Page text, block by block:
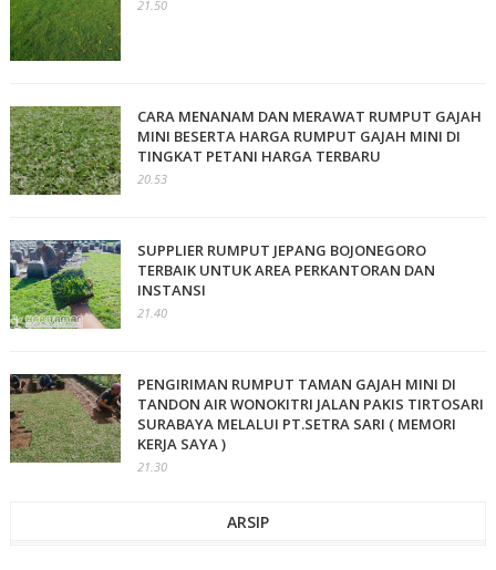
21.50
CARA MENANAM DAN MERAWAT RUMPUT GAJAH
MINI BESERTA HARGA RUMPUT GAJAH MINI DI
TINGKAT PETANI HARGA TERBARU
20.53
SUPPLIER RUMPUT JEPANG BOJONEGORO
TERBAIK UNTUK AREA PERKANTORAN DAN
INSTANSI
21.40
PENGIRIMAN RUMPUT TAMAN GAJAH MINI DI
TANDON AIR WONOKITRI JALAN PAKIS TIRTOSARI
SURABAYA MELALUI PT.SETRA SARI ( MEMORI
KERJA SAYA )
21.30
ARSIP